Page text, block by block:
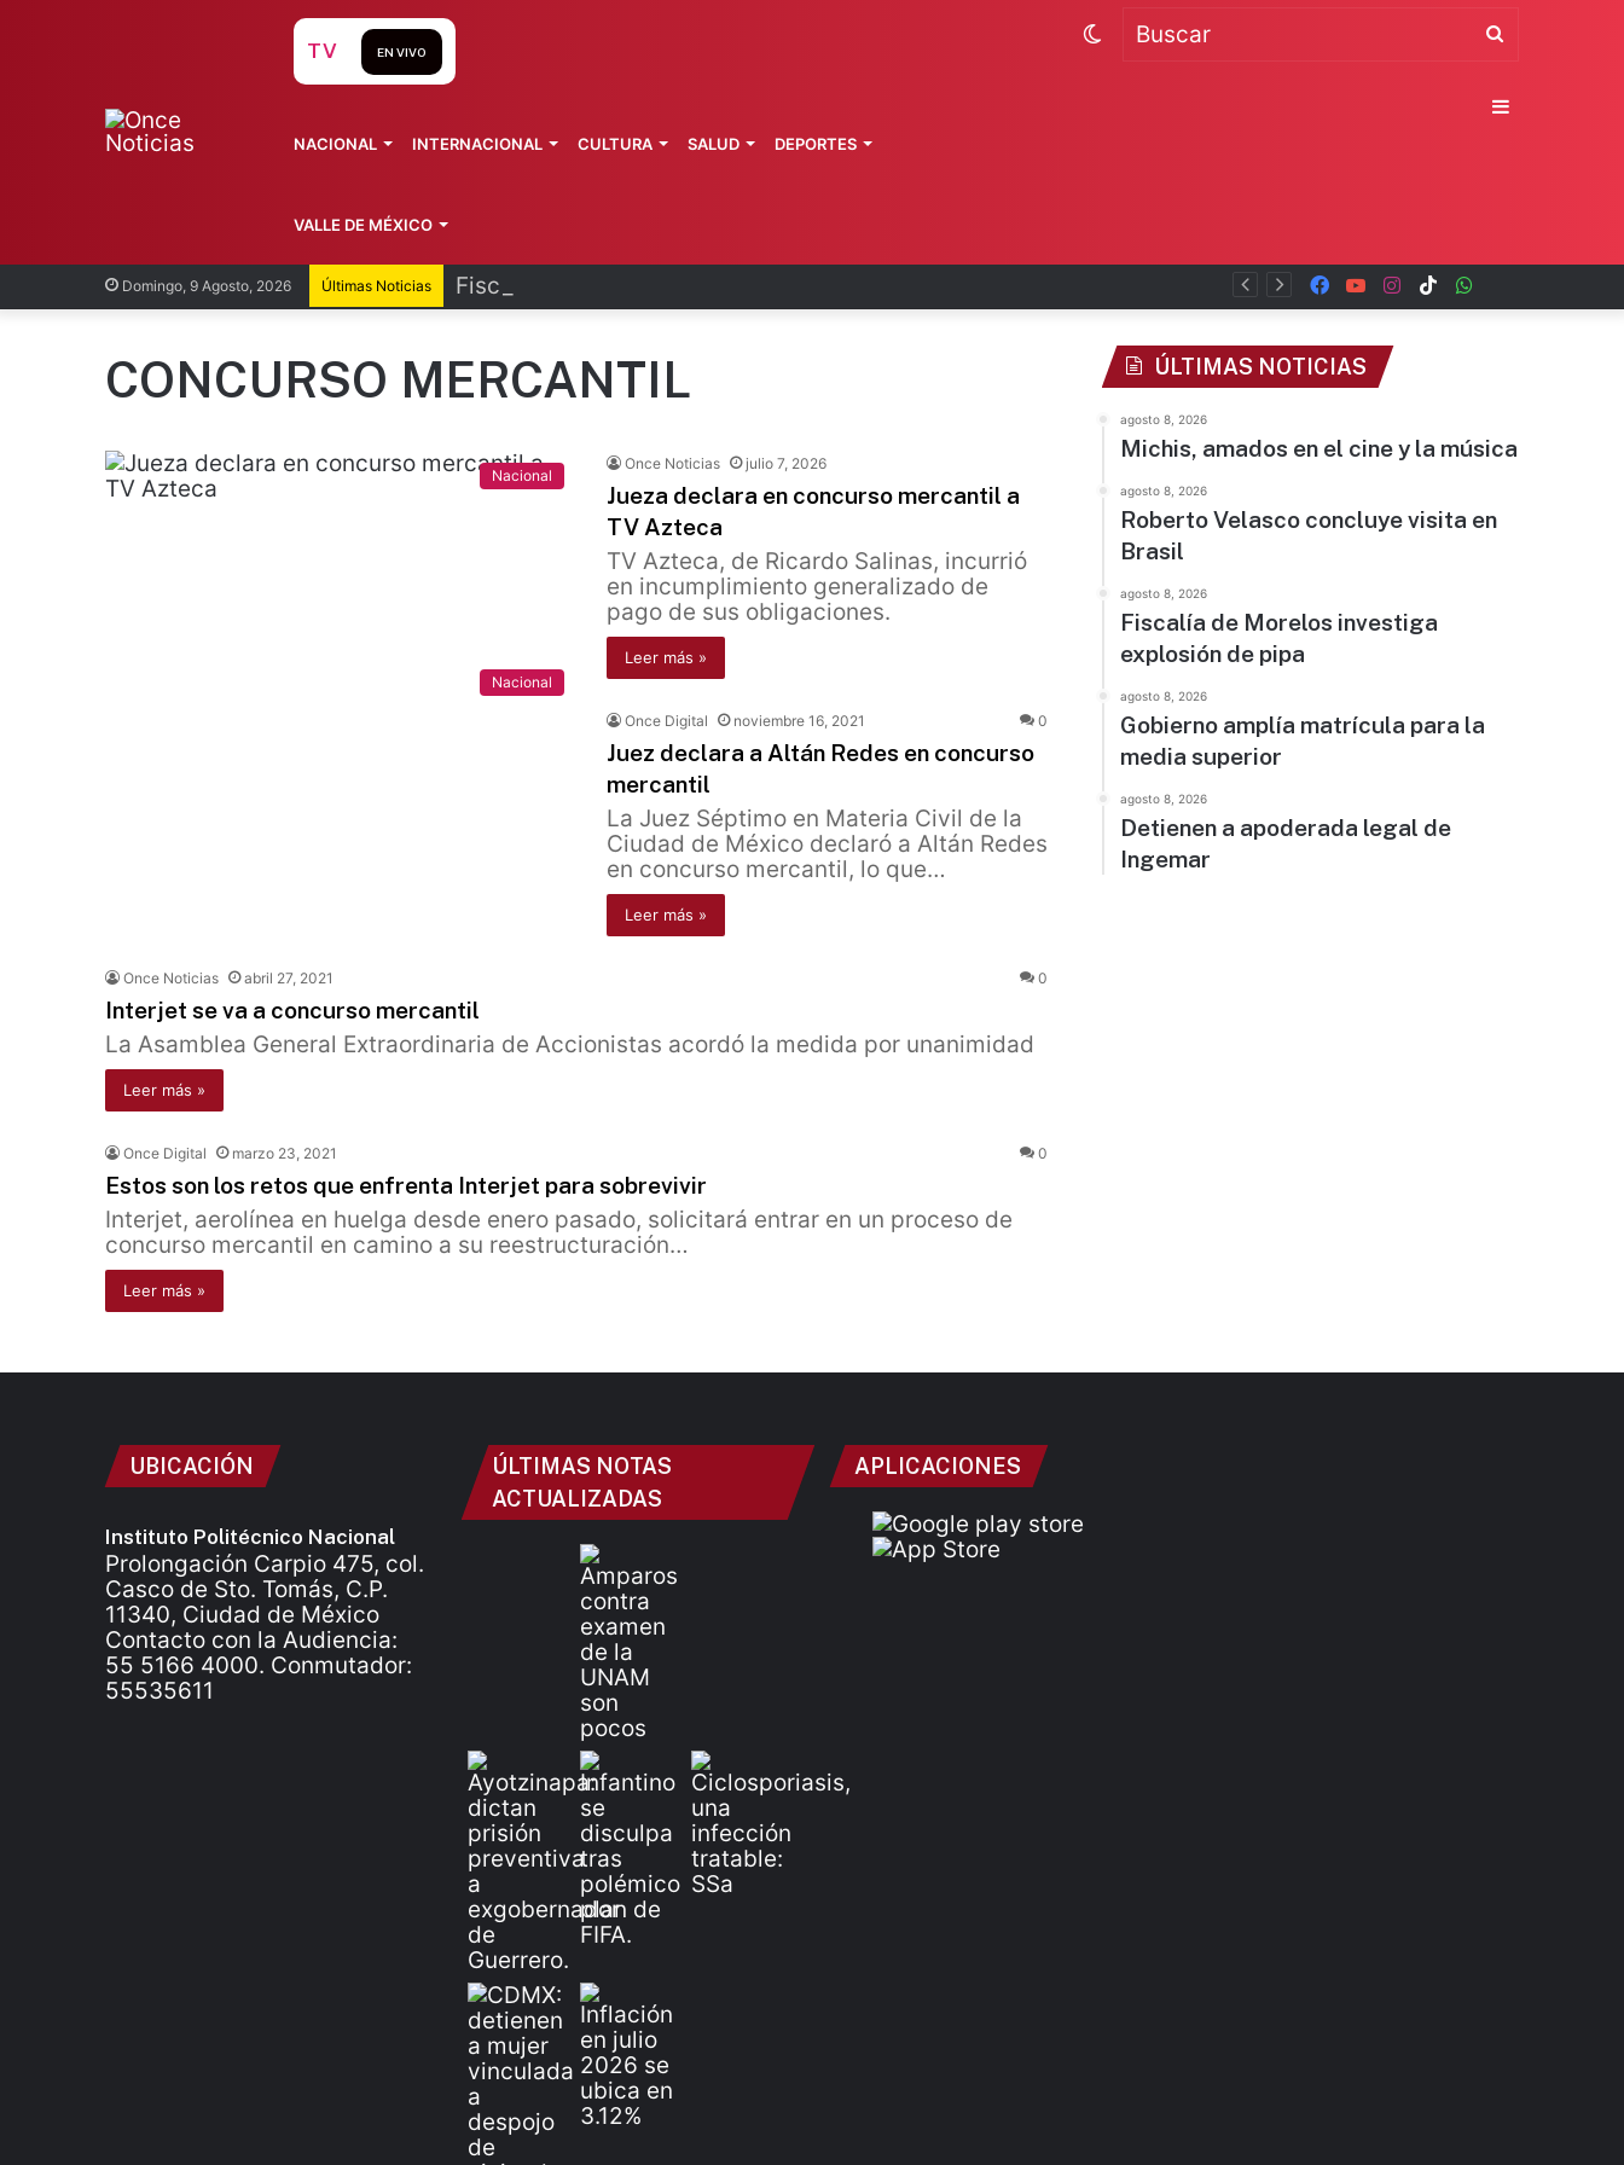
Domingo, 9 Agosto, 2026 Últimas Noticias Fiscalía de Morelos investiga explosión de pipa TikTok
Instagram
YouTube
Facebook
TV EN VIVO
NACIONAL INTERNACIONAL CULTURA SALUD DEPORTES
VALLE DE MÉXICO
Switch
CONCURSO MERCANTIL
Nacional
Once Noticias julio 7, 2026
Jueza declara en concurso mercantil a
TV Azteca
TV Azteca, de Ricardo Salinas, incurrió
en incumplimiento generalizado de
pago de sus obligaciones.
Leer más »
Nacional
Once Digital noviembre 16, 2021 0
Juez declara a Altán Redes en concurso
mercantil
La Juez Séptimo en Materia Civil de la
Ciudad de México declaró a Altán Redes
en concurso mercantil, lo que…
Leer más »
Once Noticias abril 27, 2021 0
Interjet se va a concurso mercantil
La Asamblea General Extraordinaria de Accionistas acordó la medida por unanimidad
Leer más »
Once Digital marzo 23, 2021 0
Estos son los retos que enfrenta Interjet para sobrevivir
Interjet, aerolínea en huelga desde enero pasado, solicitará entrar en un proceso de
concurso mercantil en camino a su reestructuración…
Leer más »
ÚLTIMAS NOTICIAS
agosto 8, 2026
Michis, amados en el cine y la música
agosto 8, 2026
Roberto Velasco concluye visita en
Brasil
agosto 8, 2026
Fiscalía de Morelos investiga
explosión de pipa
agosto 8, 2026
Gobierno amplía matrícula para la
media superior
agosto 8, 2026
Detienen a apoderada legal de
Ingemar
UBICACIÓN
Instituto Politécnico Nacional
Prolongación Carpio 475, col.
Casco de Sto. Tomás, C.P.
11340, Ciudad de México
Contacto con la Audiencia:
55 5166 4000. Conmutador:
55535611
ÚLTIMAS NOTAS
ACTUALIZADAS
APLICACIONES